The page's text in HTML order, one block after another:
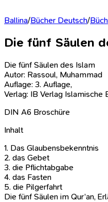
Ballina/Bücher Deutsch/
Die fünf Säulen
Die fünf Säulen des Islam
Autor: Rassoul, Muhammad
Auflage: 3. Auflage,
Verlag: IB Verlag Islamische
DIN A6 Broschüre
Inhalt
1. Das Glaubensbekenntnis
2. das Gebet
3. die Pflichtabgabe
4. das Fasten
5. die Pilgerfahrt
Die fünf Säulen im Qur’an,